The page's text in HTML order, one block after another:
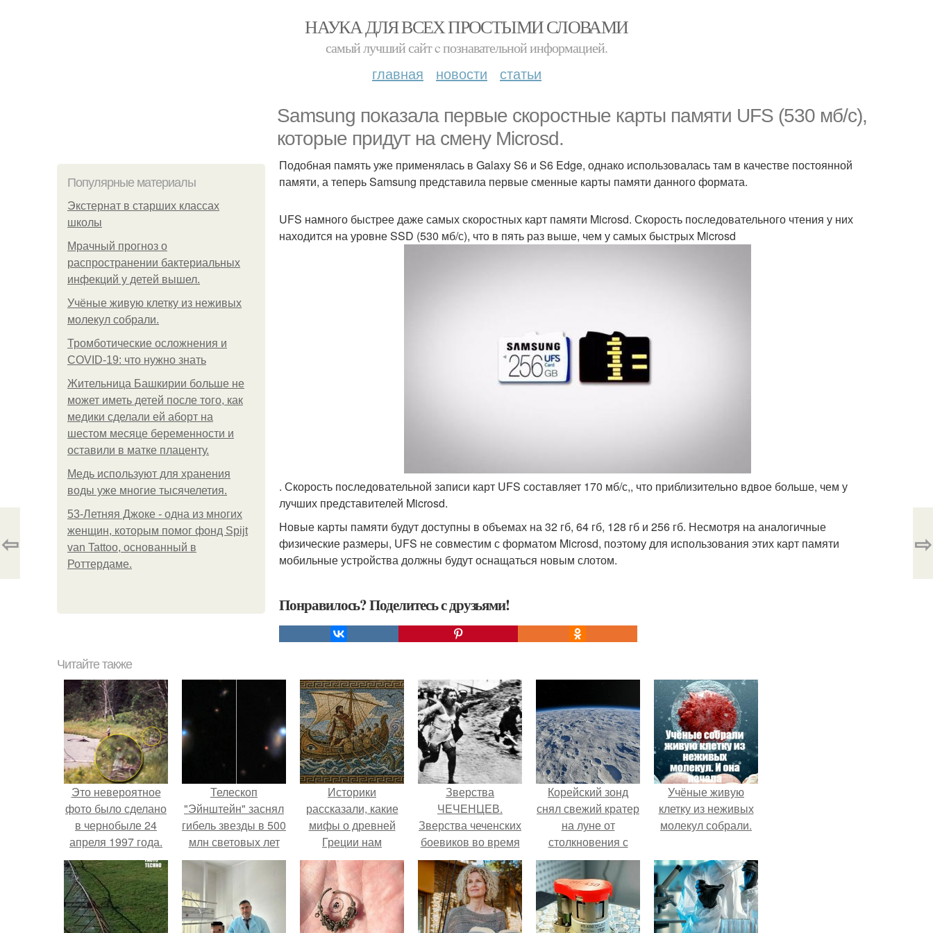
НАУКА ДЛЯ ВСЕХ ПРОСТЫМИ СЛОВАМИ
самый лучший сайт c познавательной информацией.
главная новости статьи
Samsung показала первые скоростные карты памяти UFS (530 мб/с),
которые придут на смену Microsd.
Популярные материалы
Экстернат в старших классах
школы
Мрачный прогноз о
распространении бактериальных
инфекций у детей вышел.
Учёные живую клетку из неживых
молекул собрали.
Тромботические осложнения и
COVID-19: что нужно знать
Жительница Башкирии больше не
может иметь детей после того, как
медики сделали ей аборт на
шестом месяце беременности и
оставили в матке плаценту.
Медь используют для хранения
воды уже многие тысячелетия.
53-Летняя Джоке - одна из многих
женщин, которым помог фонд Spijt
van Tattoo, основанный в
Роттердаме.
Подобная память уже применялась в Galaxy S6 и S6 Edge, однако использовалась там в качестве постоянной
памяти, а теперь Samsung представила первые сменные карты памяти данного формата.
UFS намного быстрее даже самых скоростных карт памяти Microsd. Скорость последовательного чтения у них
находится на уровне SSD (530 мб/с), что в пять раз выше, чем у самых быстрых Microsd
. Скорость последовательной записи карт UFS составляет 170 мб/с,, что приблизительно вдвое больше, чем у
лучших представителей Microsd.
Новые карты памяти будут доступны в объемах на 32 гб, 64 гб, 128 гб и 256 гб. Несмотря на аналогичные
физические размеры, UFS не совместим с форматом Microsd, поэтому для использования этих карт памяти
мобильные устройства должны будут оснащаться новым слотом.
Понравилось? Поделитесь с друзьями!
⇦ ⇨
Читайте также
Это невероятное
фото было сделано
в чернобыле 24
апреля 1997 года.
Телескоп
"Эйнштейн" заснял
гибель звезды в 500
млн световых лет
от земли.
Историки
рассказали, какие
мифы о древней
Греции нам
навязало кино.
Зверства
ЧЕЧЕНЦЕВ.
Зверства чеченских
боевиков во время
первой чеченской.
Корейский зонд
снял свежий кратер
на луне от
столкновения с
обломком Falcon 9.
Учёные живую
клетку из неживых
молекул собрали.